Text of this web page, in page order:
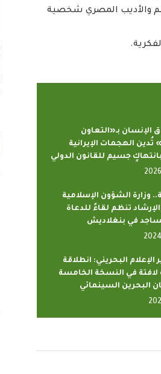
والأديب المصري شخصية
الإنسان بـ«التعاون
تُدين الهجمات الإيرانية
جسيم للقانون الدولي
وزارة الشؤون الإسلامية
تنظم لقاءً للدعاة
في بنغلاديش
الإعلام البحريني: انطلاقة
لافتة في النسخة الخامسة
البحرين السينمائي
باكاديمية اتحاد اذاعات
التعاون الإسلامي
2022-02-16